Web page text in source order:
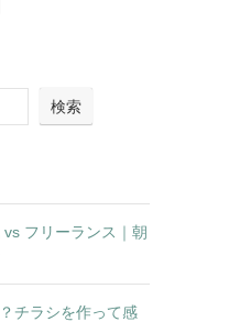
検索
vs フリーランス｜朝
チラシを作って感